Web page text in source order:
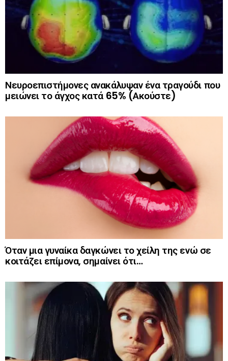
Νευροεπιστήμονες ανακάλυψαν ένα τραγούδι που
μειώνει το άγχος κατά 65% (Ακούστε)
Όταν μια γυναίκα δαγκώνει το χείλη της ενώ σε
κοιτάζει επίμονα, σημαίνει ότι…